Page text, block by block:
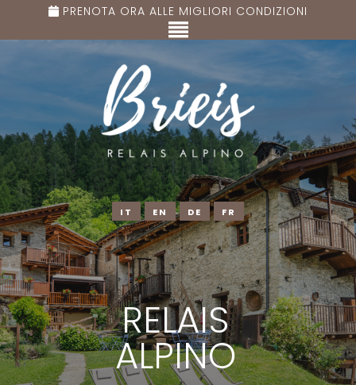
IT EN DE FR
RELAIS
ALPINO
PRENOTA ORA ALLE MIGLIORI CONDIZIONI